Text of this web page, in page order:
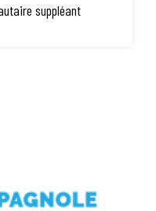
suppléant